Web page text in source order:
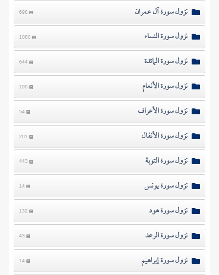
نزول سورة آل عمران 698
نزول سورة النساء 1080
نزول سورة المائدة 644
نزول سورة الأنعام 199
نزول سورة الأعراف 54
نزول سورة الأنفال 201
نزول سورة التوبة 443
نزول سورة يونس 14
نزول سورة هود 132
نزول سورة الرعد 43
نزول سورة إبراهيم 14